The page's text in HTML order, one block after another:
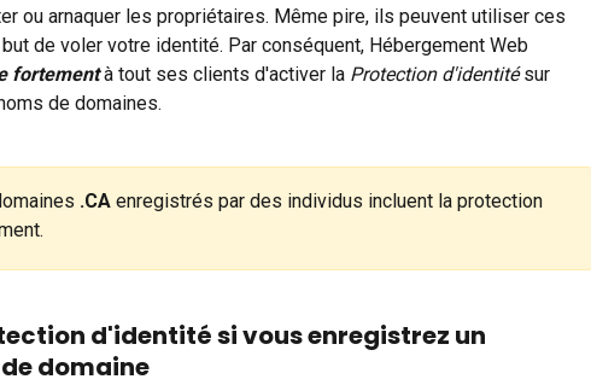
ou arnaquer les propriétaires. Même pire, ils peuvent utiliser ces
de voler votre identité. Par conséquent, Hébergement Web
fortement à tout ses clients d'activer la Protection d'identité sur
de domaines.
.CA enregistrés par des individus incluent la protection
d'identité si vous enregistrez un
domaine